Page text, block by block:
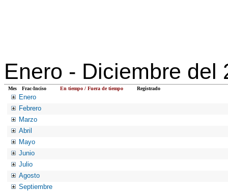
Enero - Diciembre del
Mes Frac-Inciso En tiempo / Fuera de tiempo Registrado
Enero
Febrero
Marzo
Abril
Mayo
Junio
Julio
Agosto
Septiembre